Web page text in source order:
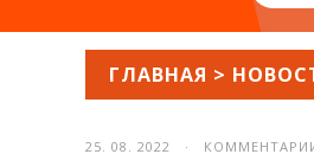
ГЛАВНАЯ >
25. 08. 2022 ·